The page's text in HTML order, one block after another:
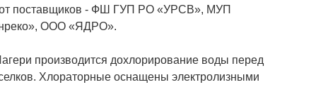
поставщиков - ФШ ГУП РО «УРСВ», МУП
ООО «ЯДРО».
производится дохлорирование воды перед
Хлораторные оснащены электролизными